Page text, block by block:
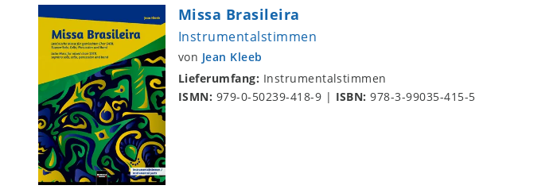
Missa Brasileira
Instrumentalstimmen
von Jean Kleeb
Lieferumfang: Instrumentalstimmen
ISMN: 979-0-50239-418-9 | ISBN:978-3-99035-415-5